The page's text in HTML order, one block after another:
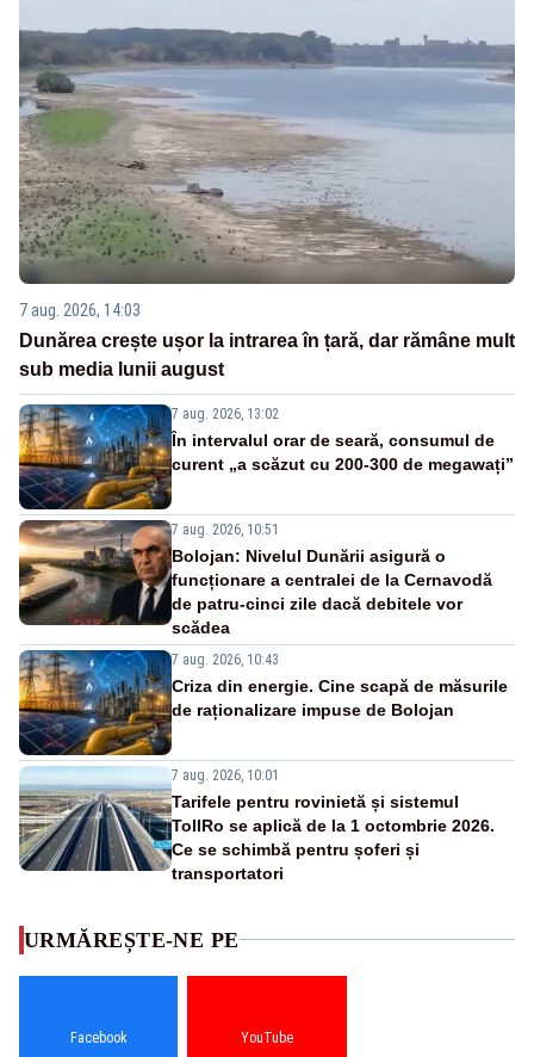
7 aug. 2026, 14:03
Dunărea crește ușor la intrarea în țară, dar rămâne mult
sub media lunii august
7 aug. 2026, 13:02
În intervalul orar de seară, consumul de
curent „a scăzut cu 200-300 de megawați”
7 aug. 2026, 10:51
Bolojan: Nivelul Dunării asigură o
funcționare a centralei de la Cernavodă
de patru-cinci zile dacă debitele vor
scădea
7 aug. 2026, 10:43
Criza din energie. Cine scapă de măsurile
de raționalizare impuse de Bolojan
7 aug. 2026, 10:01
Tarifele pentru rovinietă și sistemul
TollRo se aplică de la 1 octombrie 2026.
Ce se schimbă pentru șoferi și
transportatori
URMĂREȘTE-NE PE
Facebook YouTube